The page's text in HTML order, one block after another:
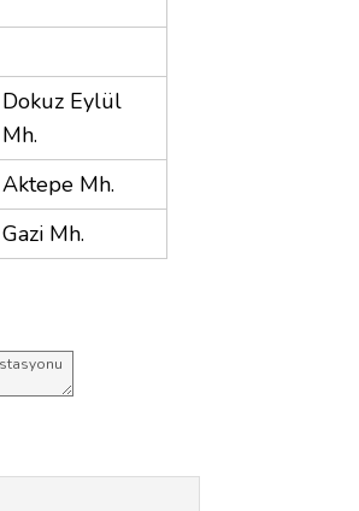
Dokuz Eylül
Mh.
Aktepe Mh.
Gazi Mh.